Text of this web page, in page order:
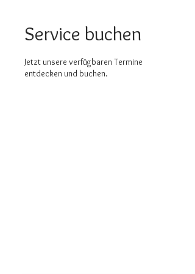
Service buchen
Jetzt unsere verfügbaren Termine
entdecken und buchen.